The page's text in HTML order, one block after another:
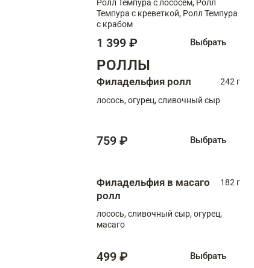
Ролл Темпура с лососем, Ролл
Темпура с креветкой, Ролл Темпура
с крабом
1 399 ₽ Выбрать
РОЛЛЫ
Филадельфия ролл
242 г
лосось, огурец, сливочный сыр
759 ₽ Выбрать
Филадельфия в масаго
ролл
182 г
лосось, сливочный сыр, огурец,
масаго
499 ₽ Выбрать